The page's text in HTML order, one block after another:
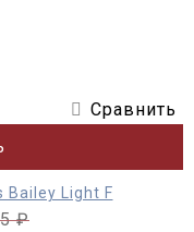
Сравнить
Bailey Light F
₽